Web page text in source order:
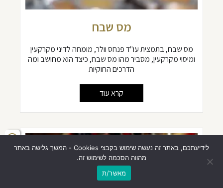
מס שבח
מס שבח, בתמצית עו"ד פנחס וולר, מומחה לדיני מקרקעין
ומיסוי מקרקעין, מסביר מהו מס שבח, כיצד הוא מחושב ומה
הדרכים החוקיות
קרא עוד
לידיעתכם, באתר זה נעשה שימוש בקבצי Cookies - המשך גלישה באתר
מהווה הסכמה לשימוש זה.
מאשר/ת